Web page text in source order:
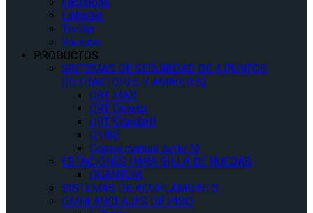
Linkedin
Twitter
Youtube
PRODUCTOS
SISTEMAS DE SEGURIDAD DE 4 PUNTOS
(RETRACTORES Y AMARRES)
QRT MAX
QRT Deluxe
QRT Standard
Q’UBE
Correa manual serie M
ESTACIONES PARA SILLA DE RUEDAS
QUANTUM
SISTEMAS DE ACOPLAMIENTO
OMNI ANCLAJES DE PISO